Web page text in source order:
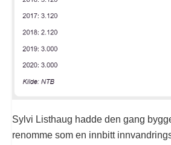
Sylvi Listhaug hadde den gang
renomme som en innbitt